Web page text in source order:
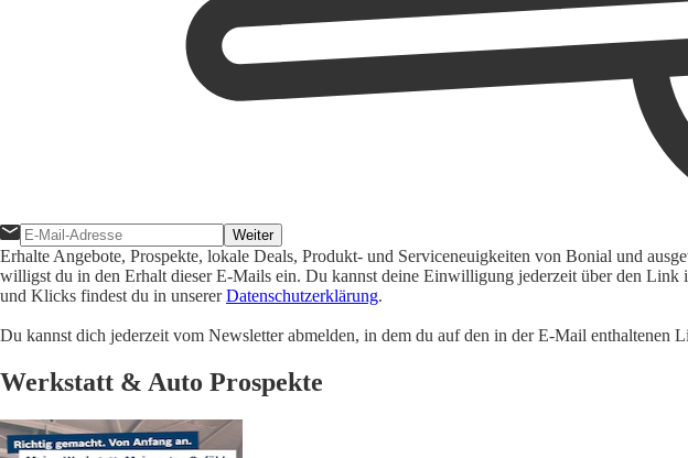
Weiter
Erhalte Angebote, Prospekte, lokale Deals, Produkt- und Serviceneuigkeiten von Bonial und
willigst du in den Erhalt dieser E-Mails ein. Du kannst deine Einwilligung jederzeit über den
und Klicks findest du in unsererDatenschutzerklärung.
Du kannst dich jederzeit vom Newsletter abmelden, in dem du auf den in der E-Mail enthaltenen
Werkstatt & Auto Prospekte